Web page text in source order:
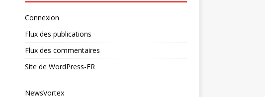
Connexion
Flux des publications
Flux des commentaires
Site de WordPress-FR
NewsVortex